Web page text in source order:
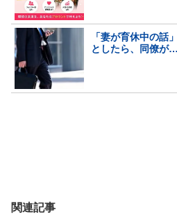
「妻が育休中の話
としたら、同僚が…
関連記事